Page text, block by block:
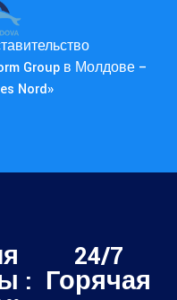
Group в Молдове –
Nord»
:
24/7
Горячая